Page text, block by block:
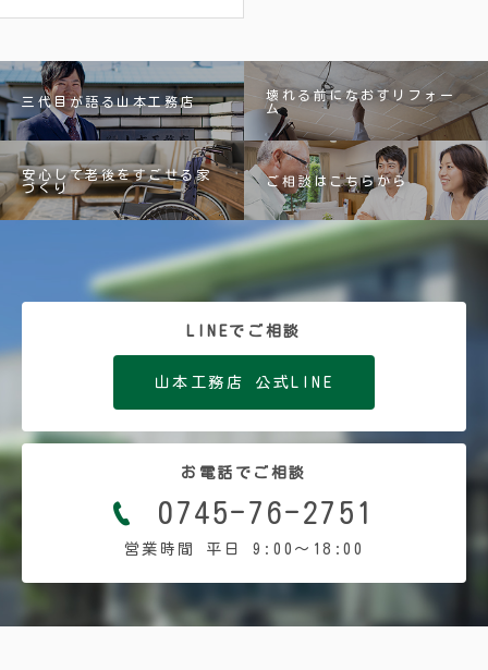
三代目が語る山本工務店
壊れる前になおすリフォー
ム
安心して老後をすごせる家
づくり
ご相談はこちらから
LINEでご相談
山本工務店 公式LINE
お電話でご相談
0745-76-2751
営業時間 平日 9:00〜18:00